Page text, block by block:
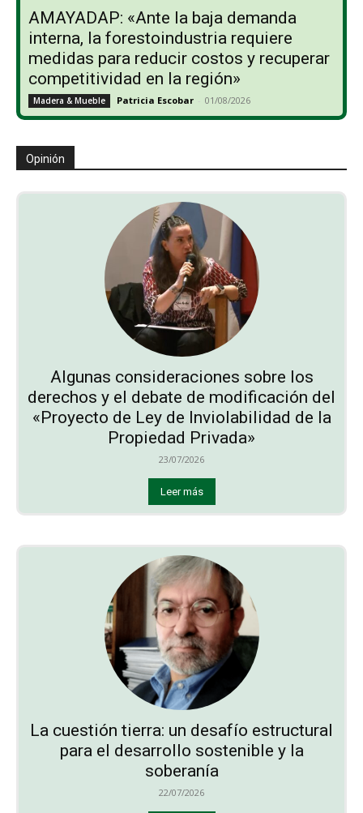
AMAYADAP: «Ante la baja demanda
interna, la forestoindustria requiere
medidas para reducir costos y recuperar
competitividad en la región»
Madera & Mueble Patricia Escobar - 01/08/2026
Opinión
Algunas consideraciones sobre los
derechos y el debate de modificación del
«Proyecto de Ley de Inviolabilidad de la
Propiedad Privada»
23/07/2026
Leer más
La cuestión tierra: un desafío estructural
para el desarrollo sostenible y la
soberanía
22/07/2026